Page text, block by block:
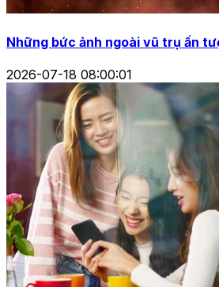
Những bức ảnh ngoài vũ trụ ấn
2026-07-18 08:00:01